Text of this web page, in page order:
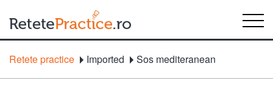
Retete practice Imported Sos mediteranean